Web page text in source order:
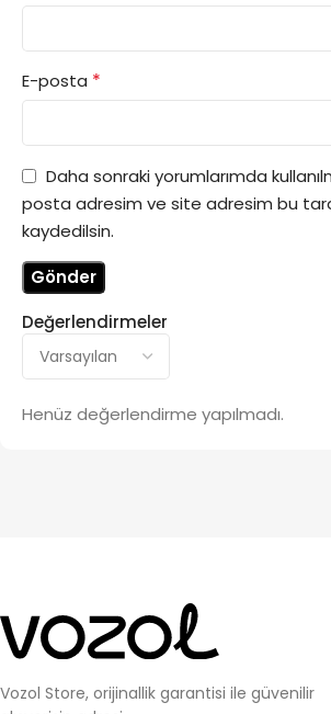
Değerlendirmeler
Henüz değerlendirme yapılmadı.
E-posta *
Daha sonraki yorumlarımda
posta adresim ve site adresim bu
kaydedilsin.
Vozol Store, orijinallik garantisi ile güvenilir